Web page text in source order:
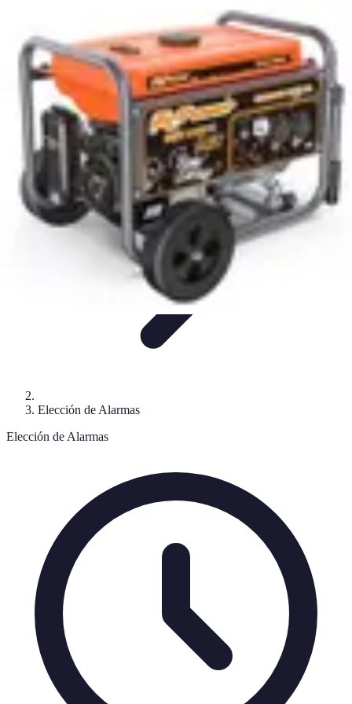
Guías y TutorialesConsejos de
SeguridadGuía de Compra Guías de Compra
Urgencia Alarma
Elección de Alarmas
Elección de Alarmas